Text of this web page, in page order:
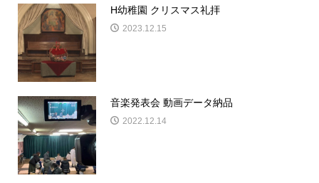
H幼稚園 クリスマス礼拝
2023.12.15
音楽発表会 動画データ納品
2022.12.14